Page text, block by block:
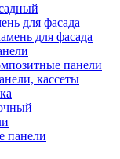
для фасада
для фасада
панели
кассеты
панели